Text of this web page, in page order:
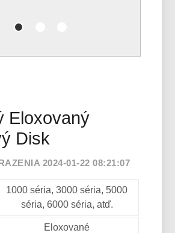
Eloxovaný
Disk
2024-01-22 08:21:07
1000 séria, 3000 séria, 5000
séria, 6000 séria, atď.
Eloxované